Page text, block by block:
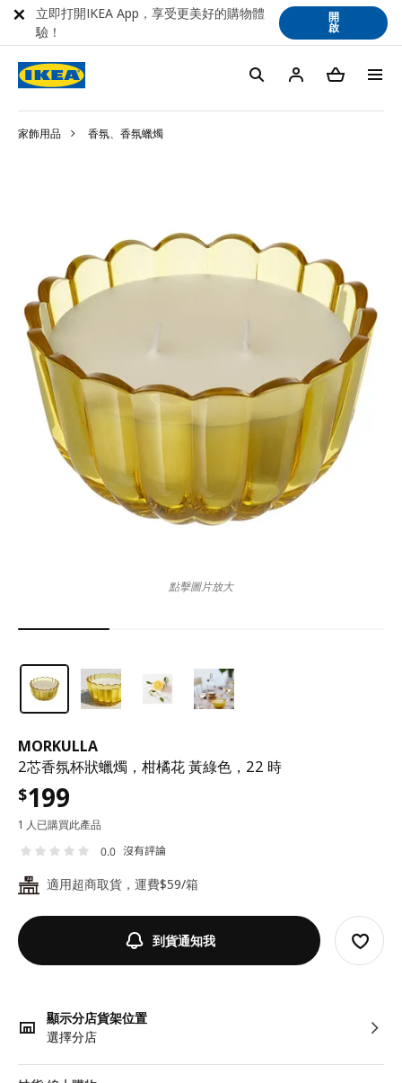
家飾用品 香氛、香氛蠟燭
MORKULLA
2芯香氛杯狀蠟燭，柑橘花 黃綠色，22 時
$199
1 人已購買此產品
0.0 沒有評論
24 適用超商取貨，運費$59/箱
到貨通知我
顯示分店貨架位置
選擇分店
點擊圖片放大
立即打開IKEA App，享受更美好的購物體
驗！
開
啟